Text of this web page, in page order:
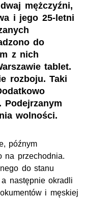
mężczyźni,
i jego 25-letni
do
z nich
tablet.
rozboju. Taki
Podejrzanym
wolności.
późnym
na przechodnia.
do stanu
następnie okradli
i męskiej